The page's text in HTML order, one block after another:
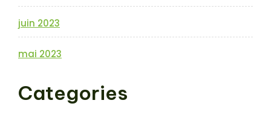
juin 2023
mai 2023
Categories